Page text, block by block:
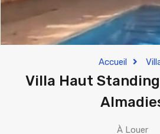
Accueil
Villa Haut
À Louer